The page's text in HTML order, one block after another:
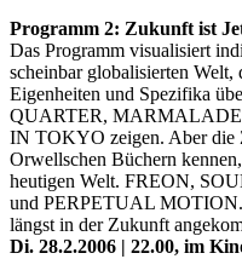
Programm 2: Zukunft ist
Das Programm visualisiert
scheinbar globalisierten
Eigenheiten und Spezifika
QUARTER,
IN TOKYO zeigen. Aber die
Orwellschen Büchern
heutigen Welt. FREON,
und PERPETUAL
längst in der Zukunft
Di. 28.2.2006 | 22.00, im